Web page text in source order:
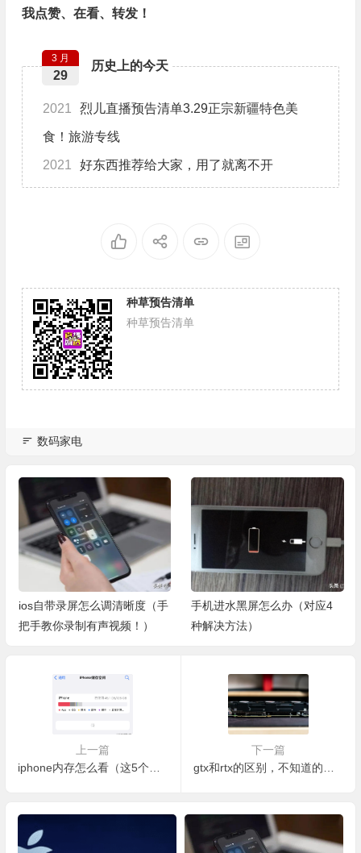
我点赞、在看、转发！
历史上的今天
3 月
29
2021 烈儿直播预告清单3.29正宗新疆特色美
食！旅游专线
2021 好东西推荐给大家，用了就离不开
种草预告清单
种草预告清单
数码家电
ios自带录屏怎么调清晰度（手
把手教你录制有声视频！）
手机进水黑屏怎么办（对应4
种解决方法）
上一篇
下一篇